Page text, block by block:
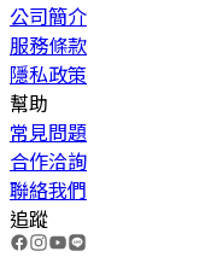
公司簡介
服務條款
隱私政策
幫助
常見問題
合作洽詢
聯絡我們
追蹤